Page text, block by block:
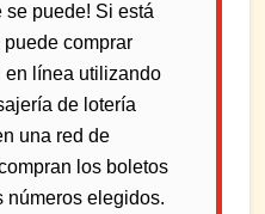
se puede! Si está
comprar
en línea utilizando
de lotería
una red de
los boletos
números elegidos.